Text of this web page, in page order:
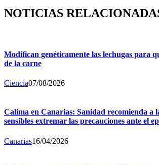
NOTICIAS
Modifican genéticamente las lechugas para
de la carne
Ciencia07/08/2026
Calima en Canarias: Sanidad recomienda a
sensibles extremar las precauciones ante el
Canarias16/04/2026